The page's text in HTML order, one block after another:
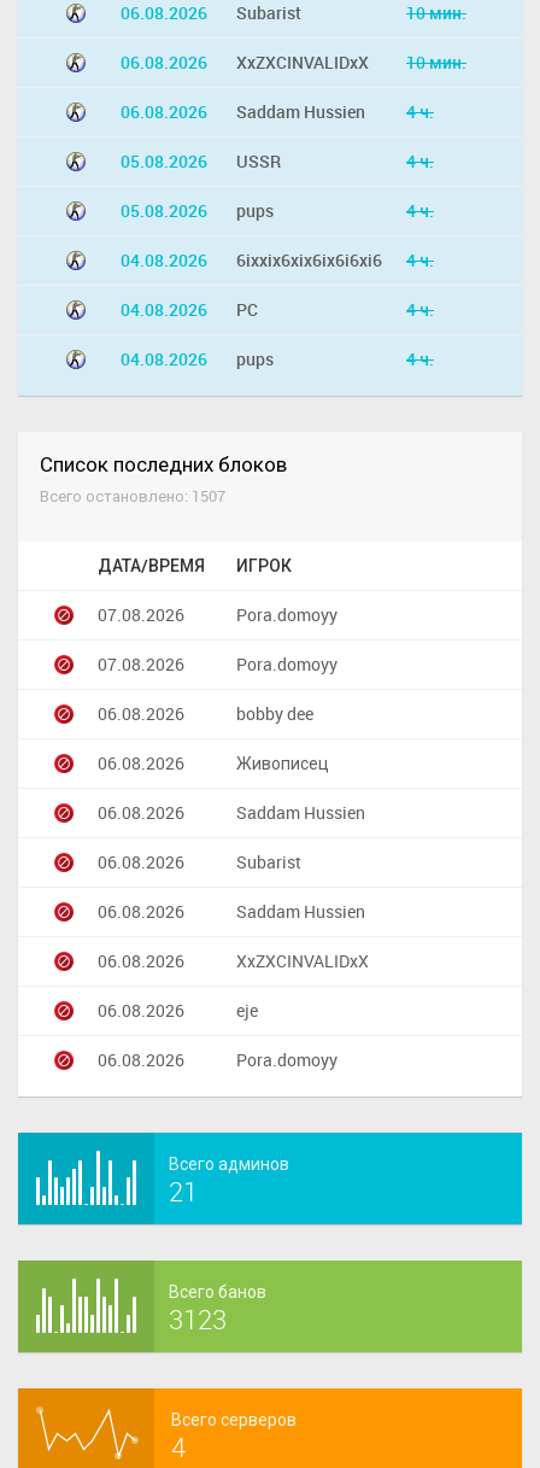
06.08.2026 Subarist 10 мин.
06.08.2026 XxZXCINVALIDxX 10 мин.
06.08.2026 Saddam Hussien 4 ч.
05.08.2026 USSR 4 ч.
05.08.2026 pups 4 ч.
04.08.2026 6ixxix6xix6ix6i6xi6 4 ч.
04.08.2026 PC 4 ч.
04.08.2026 pups 4 ч.
Список последних блоков
Всего остановлено: 1507
ДАТА/ВРЕМЯ ИГРОК
07.08.2026 Pora.domoyy
07.08.2026 Pora.domoyy
06.08.2026 bobby dee
06.08.2026 Живописец
06.08.2026 Saddam Hussien
06.08.2026 Subarist
06.08.2026 Saddam Hussien
06.08.2026 XxZXCINVALIDxX
06.08.2026 eje
06.08.2026 Pora.domoyy
Всего админов
21
Всего банов
3123
Всего серверов
4